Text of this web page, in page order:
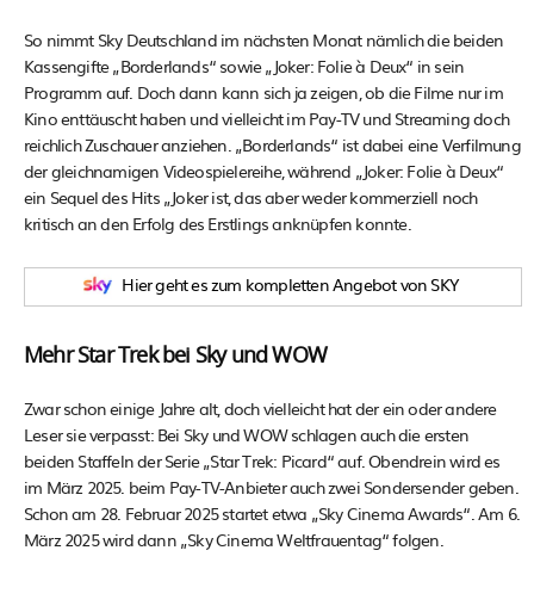
So nimmt Sky Deutschland im nächsten Monat nämlich die beiden
Kassengifte „Borderlands“ sowie „Joker: Folie à Deux“ in sein
Programm auf. Doch dann kann sich ja zeigen, ob die Filme nur im
Kino enttäuscht haben und vielleicht im Pay-TV und Streaming doch
reichlich Zuschauer anziehen. „Borderlands“ ist dabei eine Verfilmung
der gleichnamigen Videospielereihe, während „Joker: Folie à Deux“
ein Sequel des Hits „Joker ist, das aber weder kommerziell noch
kritisch an den Erfolg des Erstlings anknüpfen konnte.
Hier geht es zum kompletten Angebot von SKY
Mehr Star Trek bei Sky und WOW
Zwar schon einige Jahre alt, doch vielleicht hat der ein oder andere
Leser sie verpasst: Bei Sky und WOW schlagen auch die ersten
beiden Staffeln der Serie „Star Trek: Picard“ auf. Obendrein wird es
im März 2025. beim Pay-TV-Anbieter auch zwei Sondersender geben.
Schon am 28. Februar 2025 startet etwa „Sky Cinema Awards“. Am 6.
März 2025 wird dann „Sky Cinema Weltfrauentag“ folgen.